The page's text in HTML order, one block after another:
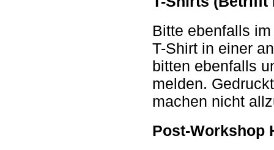
Bitte ebenfalls
T-Shirt in einer
bitten ebenfalls
melden.
machen nicht
Post-Workshop